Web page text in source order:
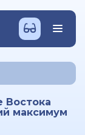
Востока
максимум